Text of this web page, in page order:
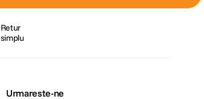
Retur
simplu
Urmareste-ne